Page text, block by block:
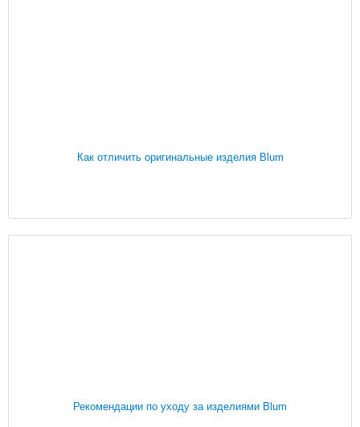
Как отличить оригинальные изделия Blum
Рекомендации по уходу за изделиями Blum